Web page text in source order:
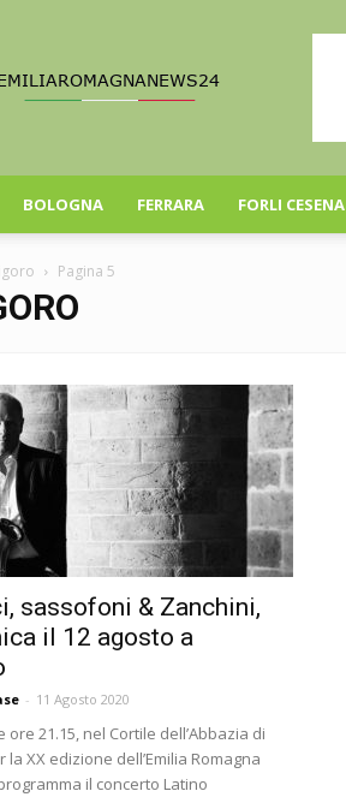
BOLOGNA FERRARA FORLI CESENA
Pagina 5
sassofoni & Zanchini,
il 12 agosto a
- 11 Agosto 2020
ore 21.15, nel Cortile dell’Abbazia di
la XX edizione dell’Emilia Romagna
il concerto Latino